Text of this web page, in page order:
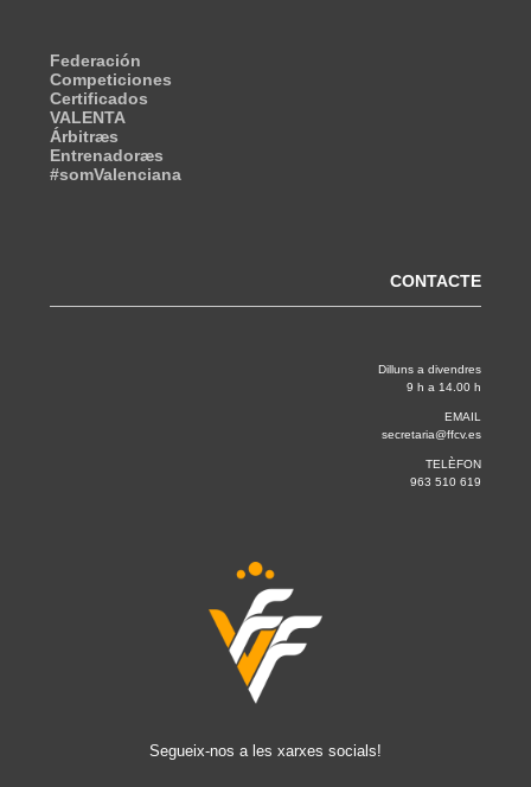
Federación
Competiciones
Certificados
VALENTA
Árbitræs
Entrenadoræs
#somValenciana
CONTACTE
Dilluns a divendres
9 h a 14.00 h
EMAIL
secretaria@ffcv.es
TELÈFON
963 510 619
Segueix-nos a les xarxes socials!